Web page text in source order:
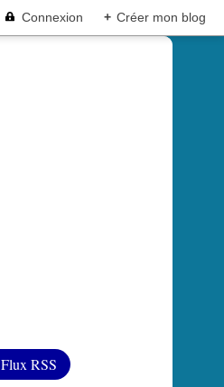
Connexion + Créer mon blog
Flux RSS